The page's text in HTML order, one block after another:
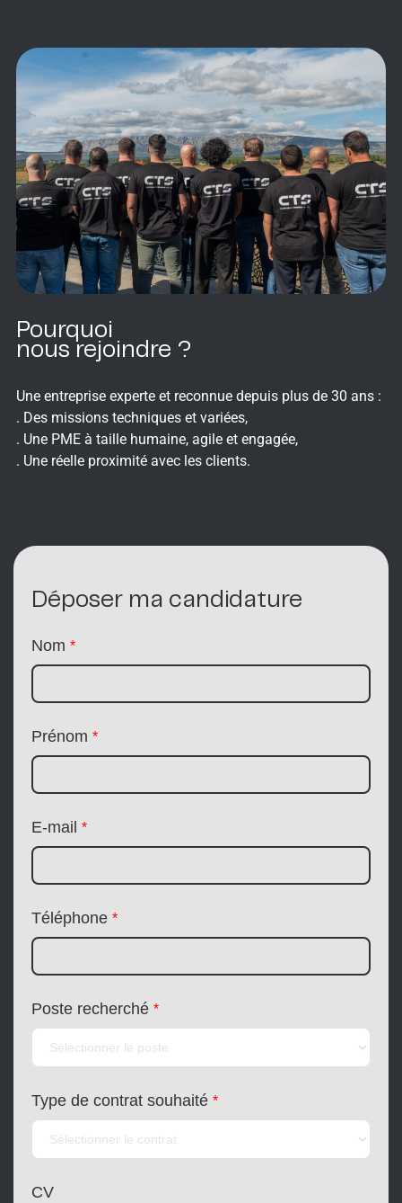
Pourquoi
nous rejoindre ?
Une entreprise experte et reconnue depuis plus de 30 ans :
. Des missions techniques et variées,
. Une PME à taille humaine, agile et engagée,
. Une réelle proximité avec les clients.
Déposer ma candidature
Nom *
Prénom *
E-mail *
Téléphone *
Poste recherché *
Type de contrat souhaité *
CV